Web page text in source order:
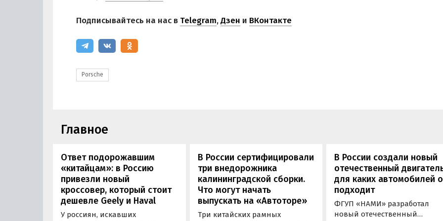
Подписывайтесь на нас в Telegram,Дзен и ВКонтакте
Porsche
Главное
Ответ подорожавшим
«китайцам»: в Россию
привезли новый
кроссовер, который стоит
дешевле Geely и Haval
У россиян, искавших
В России сертифицировали
три внедорожника
калининградской сборки.
Что могут начать
выпускать на «Автоторе»
Три китайских рамных
В России создали новый
отечественный
для каких автомобилей
подходит
ФГУП «НАМИ» разработал
новый отечественный